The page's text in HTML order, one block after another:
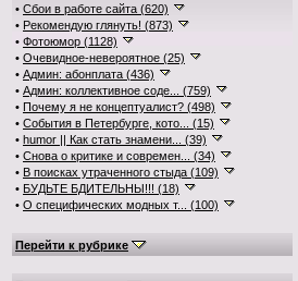
• Сбои в работе сайта (620)
• Рекомендую глянуть! (873)
• Фотоюмор (1128)
• Очевидное-невероятное (25)
• Админ: абонплата (436)
• Админ: коллективное соде... (759)
• Почему я не концептуалист? (498)
• События в Петербурге, кото... (15)
• humor || Как стать знамени... (39)
• Снова о критике и современ... (34)
• В поисках утраченного стыда (109)
• БУДЬТЕ БДИТЕЛЬНЫ!!! (18)
• О специфических модных т... (100)
Перейти к рубрике